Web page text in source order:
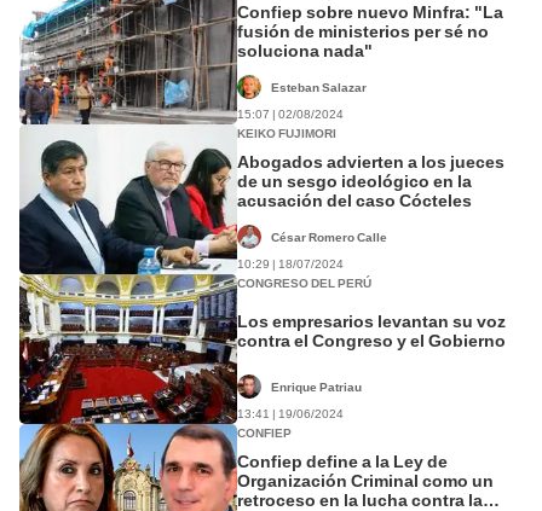
Confiep sobre nuevo Minfra: "La
fusión de ministerios per sé no
soluciona nada"
Esteban Salazar
15:07 | 02/08/2024
KEIKO FUJIMORI
Abogados advierten a los jueces
de un sesgo ideológico en la
acusación del caso Cócteles
César Romero Calle
10:29 | 18/07/2024
CONGRESO DEL PERÚ
Los empresarios levantan su voz
contra el Congreso y el Gobierno
Enrique Patriau
13:41 | 19/06/2024
CONFIEP
Confiep define a la Ley de
Organización Criminal como un
retroceso en la lucha contra la